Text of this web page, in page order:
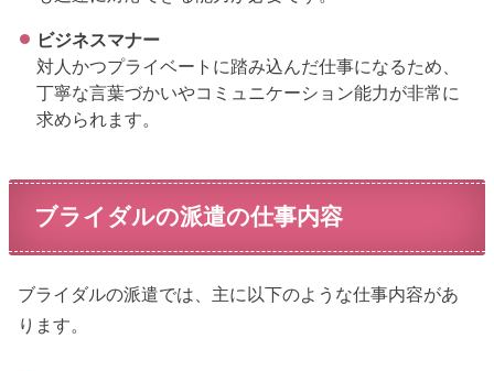
ビジネスマナー
対人かつプライベートに踏み込んだ仕事になるため、
丁寧な言葉づかいやコミュニケーション能力が非常に
求められます。
ブライダルの派遣の仕事内容
ブライダルの派遣では、主に以下のような仕事内容があ
ります。